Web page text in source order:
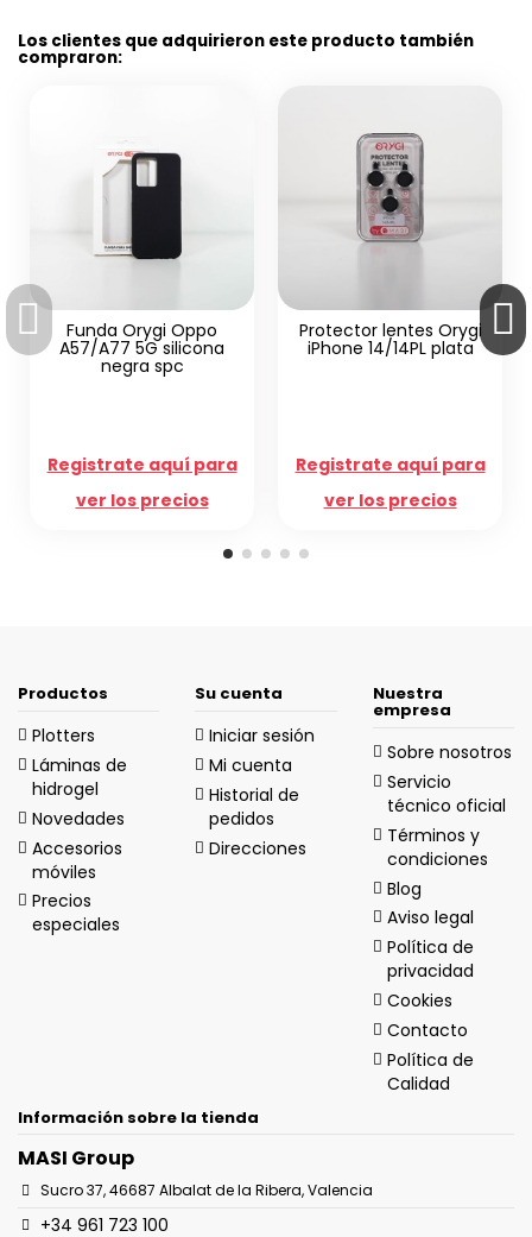
Los clientes que adquirieron este producto también
compraron:
Protector lentes Orygi
iPhone 14/14PL plata
Registrate aquí para
ver los precios
Registrate aquí para
ver los precios
Productos
Plotters
Láminas de
hidrogel
Novedades
Accesorios
móviles
Precios
especiales
Su cuenta
Iniciar sesión
Mi cuenta
Historial de
pedidos
Direcciones
Nuestra
empresa
Sobre nosotros
Servicio
técnico oficial
Términos y
condiciones
Blog
Aviso legal
Política de
privacidad
Cookies
Contacto
Política de
Calidad
Información sobre la tienda
MASI Group
Sucro 37, 46687 Albalat de la Ribera, Valencia
+34 961 723 100